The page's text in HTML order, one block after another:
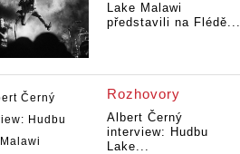
Lake Malawi
představili na Flédě...
Rozhovory
Albert Černý
interview: Hudbu
Lake...